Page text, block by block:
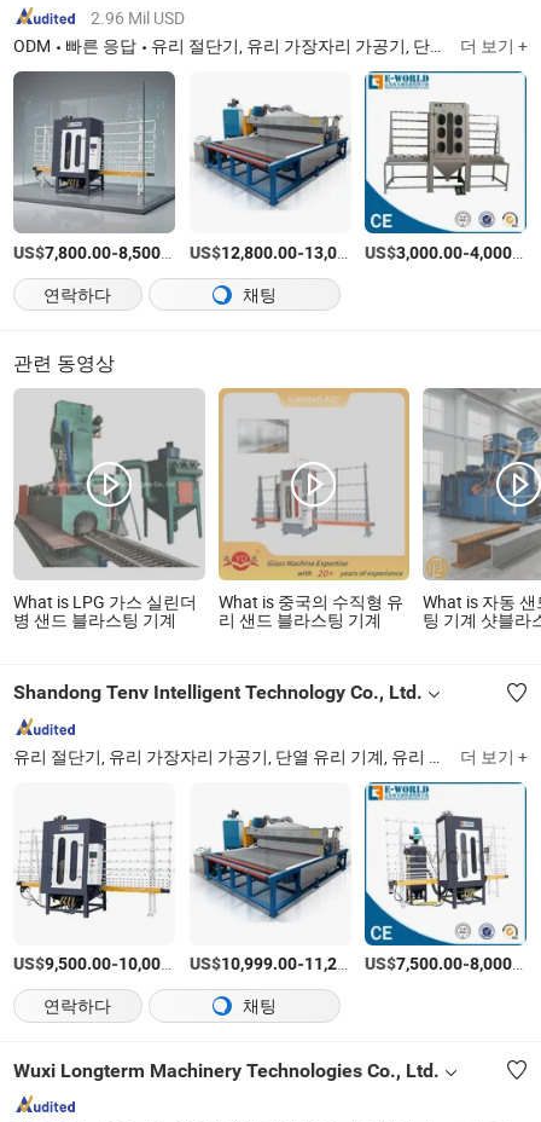
2.96 Mil USD
ODM
빠른 응답 유리 절단기, 유리 가장자리 가공기, 단열 유리 기계, 유리 리프터, 유리 세척기, 유리 라미네이팅 기계, 유리 스크린 인쇄기, 유리 샌드블라스팅 기계 더 보기 +
US$7,800.00-8,500.00 /상품
US$12,800.00-13,000.00 /상품
US$3,000.00-4,000.00
연락하다
채팅
관련 동영상
What is LPG 가스 실린더
병 샌드 블라스팅 기계
What is 중국의 수직형 유
리 샌드 블라스팅 기계
What is 자동
팅 기계 샷블라
Shandong Tenv Intelligent Technology Co., Ltd.
유리 절단기, 유리 가장자리 가공기, 단열 유리 기계, 유리 적층 기계, 유리 드릴링 기계, 유리 샌드블라스팅 기계, PVC 창문 기계, 알루미늄 창문 기계 더 보기 +
US$9,500.00-10,000.00 /상품
US$10,999.00-11,299.00 /상품
US$7,500.00-8,000.00
연락하다
채팅
Wuxi Longterm Machinery Technologies Co., Ltd.